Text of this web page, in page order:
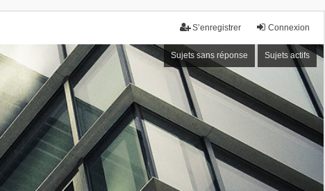
Connexion
S’enregistrer
Sujets sans réponse Sujets actifs